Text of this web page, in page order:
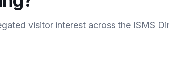
visitor interest across the ISMS